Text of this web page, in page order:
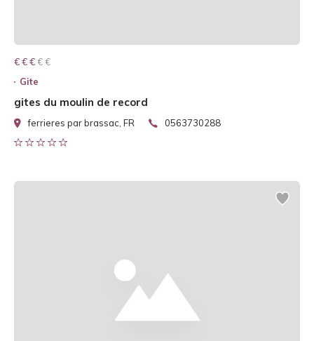
€ € € € €
€ € €
Gite
gites du moulin de record
ferrieres par brassac, FR 0563730288